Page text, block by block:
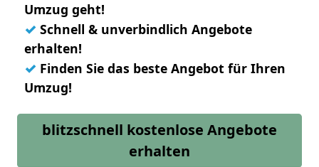
Umzug geht!
✓ Schnell & unverbindlich Angebote
erhalten!
✓ Finden Sie das beste Angebot für Ihren
Umzug!
blitzschnell kostenlose Angebote
erhalten